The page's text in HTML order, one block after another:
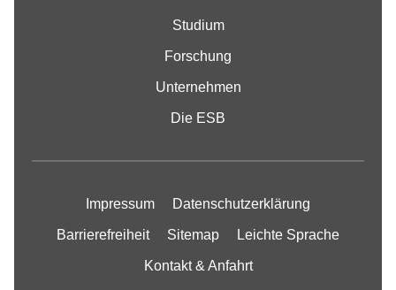
Studium
Forschung
Unternehmen
Die ESB
Impressum Datenschutzerklärung
Barrierefreiheit Sitemap Leichte Sprache
Kontakt & Anfahrt